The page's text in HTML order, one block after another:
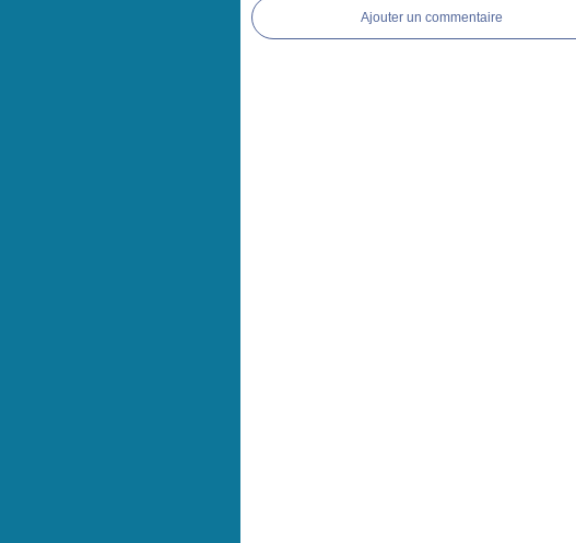
Ajouter un commentaire